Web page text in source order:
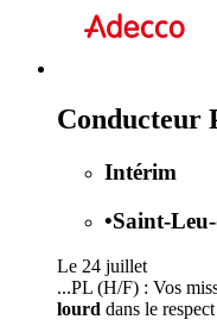
Conducteur
Intérim
•Saint-
Le 24 juillet
...PL (H/F) : Vos
lourd dans le